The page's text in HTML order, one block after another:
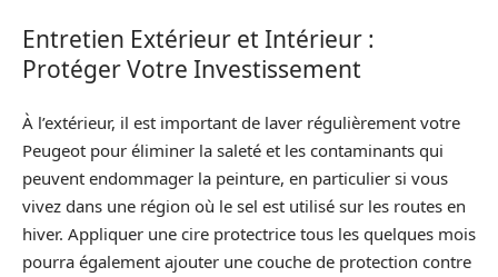
Entretien Extérieur et Intérieur :
Protéger Votre Investissement
À l’extérieur, il est important de laver régulièrement votre
Peugeot pour éliminer la saleté et les contaminants qui
peuvent endommager la peinture, en particulier si vous
vivez dans une région où le sel est utilisé sur les routes en
hiver. Appliquer une cire protectrice tous les quelques mois
pourra également ajouter une couche de protection contre